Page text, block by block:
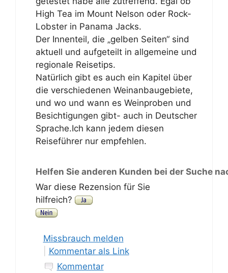
High Tea im Mount Nelson oder Rock-
Lobster in Panama Jacks.
Der Innenteil, die „gelben Seiten“ sind
aktuell und aufgeteilt in allgemeine und
regionale Reisetips.
Natürlich gibt es auch ein Kapitel über
die verschiedenen Weinanbaugebiete,
und wo und wann es Weinproben und
Besichtigungen gibt- auch in Deutscher
Sprache.Ich kann jedem diesen
Reiseführer nur empfehlen.
Helfen Sie anderen Kunden bei der Suche
War diese Rezension für Sie
hilfreich?
Missbrauch melden
Kommentar als Link
Kommentar